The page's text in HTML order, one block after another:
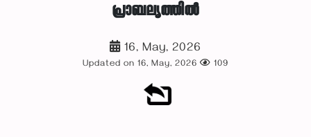
പ്രാബല്യത്തിൽ
16, May, 2026
Updated on 16, May, 2026 109